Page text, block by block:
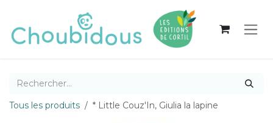
Tous les produits * Little Couz'In, Giulia la lapine